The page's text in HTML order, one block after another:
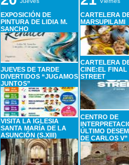
EXPOSICIÓN DE
PINTURA DE LIDIA M.
SANCHO
JUEVES DE TARDE
DIVERTIDOS “JUGAMOS
JUNTOS”
VISITA LA IGLESIA
SANTA MARÍA DE LA
ASUNCIÓN (S.XIII)
CARTELERA
MARSUPILAMI
CARTELERA
CINE:EL FINAL
STREET
CENTRO DE
ÚLTIMO
DE CARLOS V”